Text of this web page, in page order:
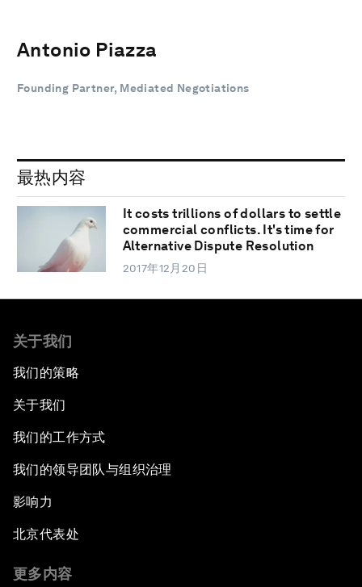
Antonio Piazza
Founding Partner, Mediated Negotiations
最热内容
It costs trillions of dollars to settle
commercial conflicts. It's time for
Alternative Dispute Resolution
2017年12月20日
关于我们
我们的策略
关于我们
我们的工作方式
我们的领导团队与组织治理
影响力
北京代表处
更多内容